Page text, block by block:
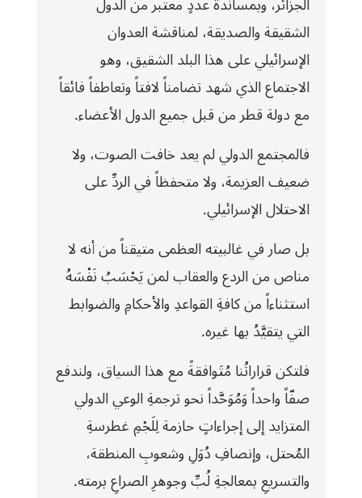
الشقيقة والصديقة، لمناقشة العدوان
الإسرائيلي على هذا البلد الشقيق، وهو
الاجتماع الذي شهد تضامناً لافتاً وتعاطفاً فائقاً
مع دولة قطر من قبل جميع الدول الأعضاء.
فالمجتمع الدولي لم يعد خافت الصوت، ولا
ضعيف العزيمة، ولا متحفظاً في الردِّ على
الاحتلال الإسرائيلي.
بل صار في غالبيته العظمى متيقناً من أنه لا
مناص من الردع والعقاب لمن يَحْسَبُ نَفْسَهُ
استثناءاً من كافةِ القواعدِ والأحكامِ والضوابط
التي يتقيَّدُ بها غيره.
فلتكن قراراتُنا مُتَوافقةً مع هذا السياق، ولندفع
صفّاً واحداً وَمُوَحَّداً نحو ترجمةِ الوعي الدولي
المتزايد إلى إجراءاتٍ حازمة لِلَجْمِ غطرسةِ
المُحتل، وإنصافِ دُوَلِ وشعوبِ المنطقة،
والتسريعِ بمعالجةِ لُبِّ وجوهرِ الصراعِ برمته.